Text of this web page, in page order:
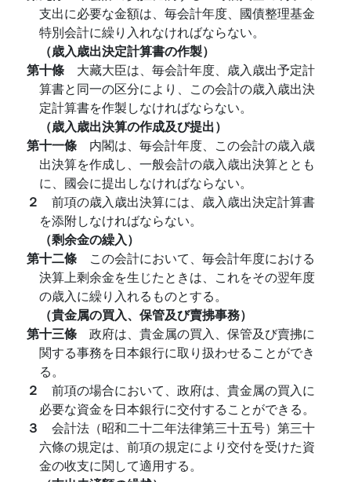
支出に必要な金額は、毎会計年度、國債整理基金
特別会計に繰り入れなければならない。
（歳入歳出決定計算書の作製）
第十條 大藏大臣は、毎会計年度、歳入歳出予定計
算書と同一の区分により、この会計の歳入歳出決
定計算書を作製しなければならない。
（歳入歳出決算の作成及び提出）
第十一條 内閣は、毎会計年度、この会計の歳入歳
出決算を作成し、一般会計の歳入歳出決算ととも
に、國会に提出しなければならない。
２ 前項の歳入歳出決算には、歳入歳出決定計算書
を添附しなければならない。
（剩余金の繰入）
第十二條 この会計において、毎会計年度における
決算上剩余金を生じたときは、これをその翌年度
の歳入に繰り入れるものとする。
（貴金属の買入、保管及び賣拂事務）
第十三條 政府は、貴金属の買入、保管及び賣拂に
関する事務を日本銀行に取り扱わせることができ
る。
２ 前項の場合において、政府は、貴金属の買入に
必要な資金を日本銀行に交付することができる。
３ 会計法（昭和二十二年法律第三十五号）第三十
六條の規定は、前項の規定により交付を受けた資
金の收支に関して適用する。